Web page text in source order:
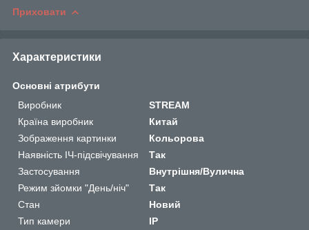
Приховати
Характеристики
Основні атрибути
Виробник
STREAM
Країна виробник
Китай
Зображення картинки
Кольорова
Наявність ІЧ-підсвічування
Так
Застосування
Внутрішня/Вулична
Режим зйомки "День/ніч"
Так
Стан
Новий
Тип камери
IP